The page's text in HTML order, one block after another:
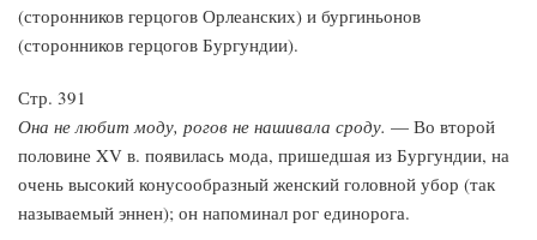
(сторонников герцогов Орлеанских) и бур­гиньонов
(сторонников герцогов Бургундии).
Стр. 391
Она не любит моду, рогов не нашивала сроду. — Во второй
половине XV в. появилась мода, пришедшая из Бургундии, на
очень высокий конусообразный женский головной убор (так
называемый эннен); он напоминал рог единорога.